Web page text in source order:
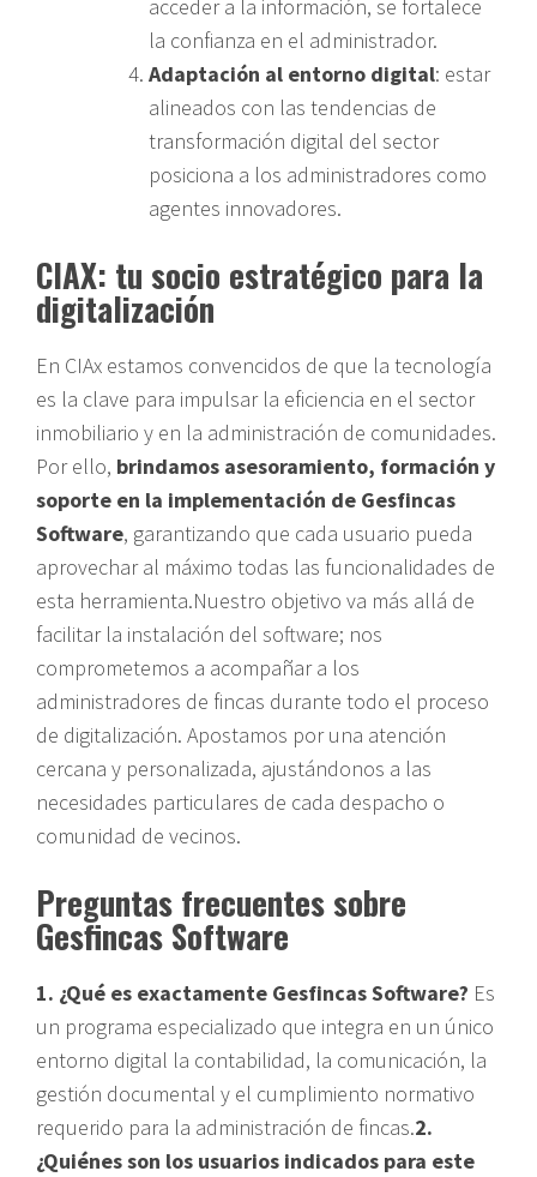
acceder a la información, se fortalece
la confianza en el administrador.
Adaptación al entorno digital: estar
alineados con las tendencias de
transformación digital del sector
posiciona a los administradores como
agentes innovadores.
CIAX: tu socio estratégico para la
digitalización
En CIAx estamos convencidos de que la tecnología
es la clave para impulsar la eficiencia en el sector
inmobiliario y en la administración de comunidades.
Por ello, brindamos asesoramiento, formación y
soporte en la implementación de Gesfincas
Software, garantizando que cada usuario pueda
aprovechar al máximo todas las funcionalidades de
esta herramienta.Nuestro objetivo va más allá de
facilitar la instalación del software; nos
comprometemos a acompañar a los
administradores de fincas durante todo el proceso
de digitalización. Apostamos por una atención
cercana y personalizada, ajustándonos a las
necesidades particulares de cada despacho o
comunidad de vecinos.
Preguntas frecuentes sobre
Gesfincas Software
1. ¿Qué es exactamente Gesfincas Software? Es
un programa especializado que integra en un único
entorno digital la contabilidad, la comunicación, la
gestión documental y el cumplimiento normativo
requerido para la administración de fincas.2.
¿Quiénes son los usuarios indicados para este